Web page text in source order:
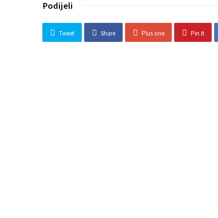
Podijeli
Tweet Share Plus one Pin It